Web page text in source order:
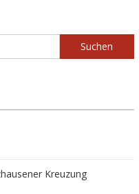
Suchen
nach:
Kreuzung